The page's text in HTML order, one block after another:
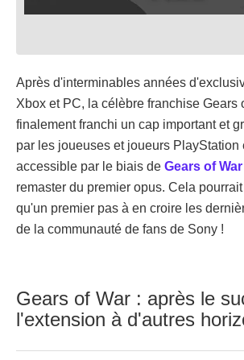
Après d'interminables années
Xbox et PC, la célèbre franchise Gears
finalement franchi un cap important et
par les joueuses et joueurs PlayStation
accessible par le biais de Gears of
remaster du premier opus. Cela
qu'un premier pas à en croire les
de la communauté de fans de Sony !
Gears of War : après le
l'extension à d'autres